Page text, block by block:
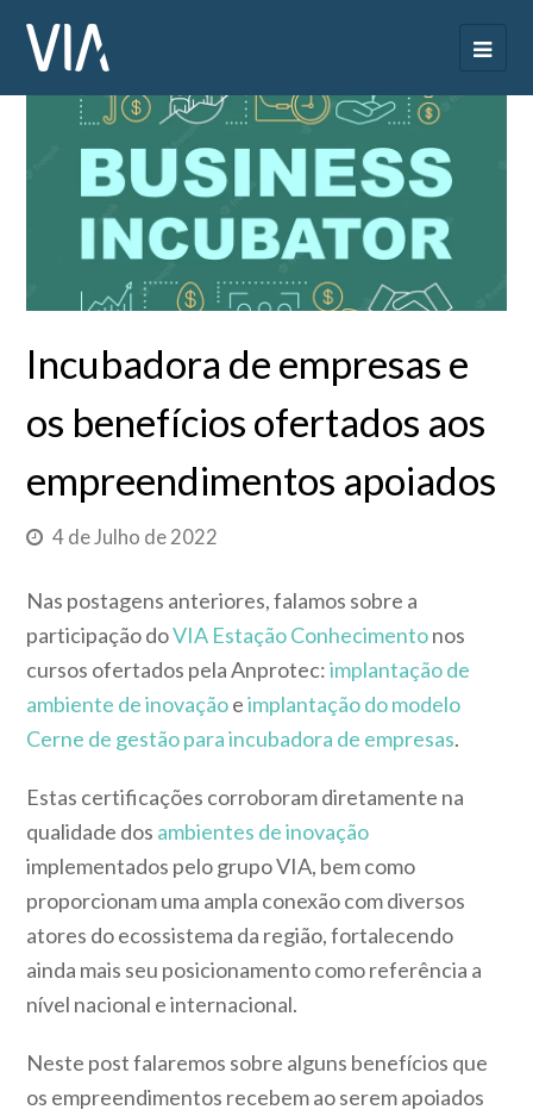
Incubadora de empresas e
os benefícios ofertados aos
empreendimentos apoiados
4 de Julho de 2022
Nas postagens anteriores, falamos sobre a
participação doVIA Estação Conhecimentonos
cursos ofertados pela Anprotec:implantação de
ambiente de inovaçãoeimplantação do modelo
Cerne de gestão para incubadora de empresas.
Estas certificações corroboram diretamente na
qualidade dos ambientes de inovação
implementados pelo grupo VIA, bem como
proporcionam uma ampla conexão com diversos
atores do ecossistema da região, fortalecendo
ainda mais seu posicionamento como referência a
nível nacional e internacional.
Neste post falaremos sobre alguns benefícios que
os empreendimentos recebem ao serem apoiados